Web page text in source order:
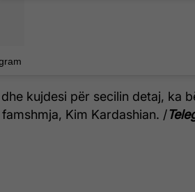
kujdesi për secilin detaj, ka
Kim Kardashian. /